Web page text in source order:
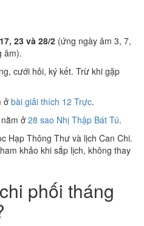
23 và 28/2 (ứng ngày âm 3, 7,
âm).
cưới hỏi, ký kết. Trừ khi gặp
ở bài giải thích 12 Trực.
ở 28 sao Nhị Thập Bát Tú.
Hạp Thông Thư và lịch Can Chi.
khảo khi sắp lịch, không thay
phối tháng